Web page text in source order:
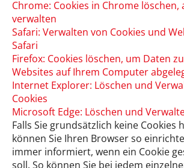
Chrome: Cookies in Chrome löschen,
verwalten
Safari: Verwalten von Cookies und
Safari
Firefox: Cookies löschen, um Daten
Websites auf Ihrem Computer
Internet Explorer: Löschen und
Cookies
Microsoft Edge: Löschen und
Falls Sie grundsätzlich keine Cookies
können Sie Ihren Browser so
immer informiert, wenn ein Cookie
soll. So können Sie bei jedem